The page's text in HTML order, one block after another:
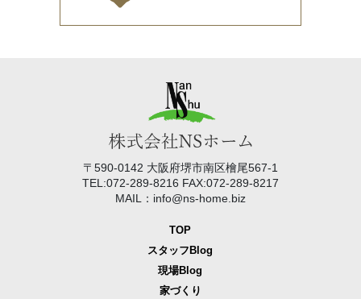
〒590-0142 大阪府堺市南区檜尾567-1
TEL:072-289-8216 FAX:072-289-8217
MAIL：info@ns-home.biz
TOP
スタッフBlog
現場Blog
家づくり